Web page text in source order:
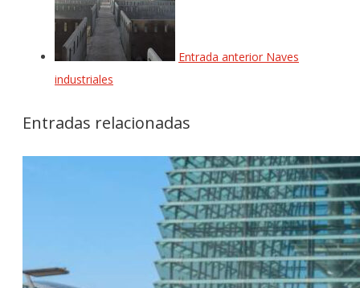
Entrada anterior Naves
industriales
Entradas relacionadas